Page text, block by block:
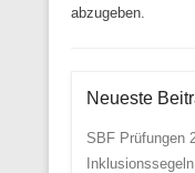
abzugeben.
Neueste
SBF Prüfungen